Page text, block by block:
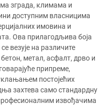
зграда, климама и
доступним власницима
имовина и
Ова прилагодљива боја
везује на различите
метал, асфалт, дрво и
припреме,
постојећих
захтева само стандардну
извођачима